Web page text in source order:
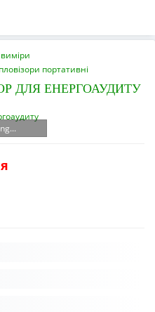
портативні
ДЛЯ ЕНЕРГОАУДИТУ